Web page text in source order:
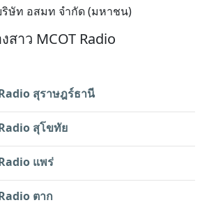
ษัท อสมท จำกัด (มหาชน)
าว MCOT Radio
สุราษฎร์ธานี
สุโขทัย
แพร่
ตาก